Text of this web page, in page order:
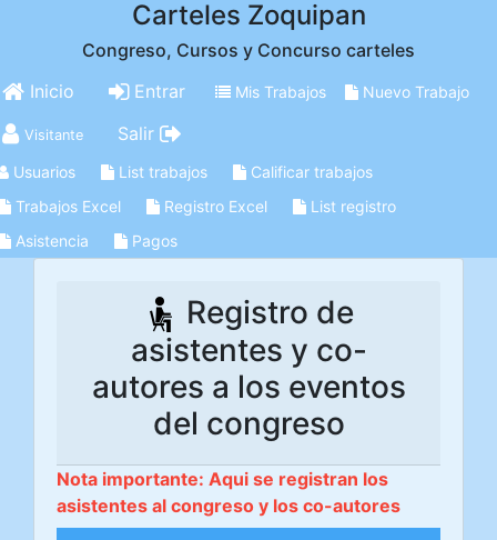
Carteles Zoquipan
Congreso, Cursos y Concurso carteles
Inicio
Entrar Mis Trabajos Nuevo Trabajo
Visitante Salir
Usuarios List trabajos
Calificar trabajos
Trabajos Excel
Registro Excel
List registro
Asistencia
Pagos
Registro de
asistentes y co-
autores a los eventos
del congreso
Nota importante: Aqui se registran los
asistentes al congreso y los co-autores